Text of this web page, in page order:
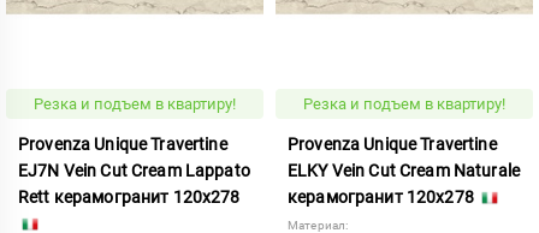
Резка и подъем в квартиру!
Provenza Unique Travertine
EJ7N Vein Cut Cream Lappato
Rett керамогранит 120x278
Резка и подъем в квартиру!
Provenza Unique Travertine
ELKY Vein Cut Cream Naturale
керамогранит 120x278
Материал: